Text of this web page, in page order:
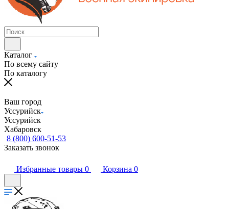
Каталог
По всему сайту
По каталогу
Ваш город
Уссурийск
Уссурийск
Хабаровск
8 (800) 600-51-53
Заказать звонок
Избранные товары 0 Корзина 0